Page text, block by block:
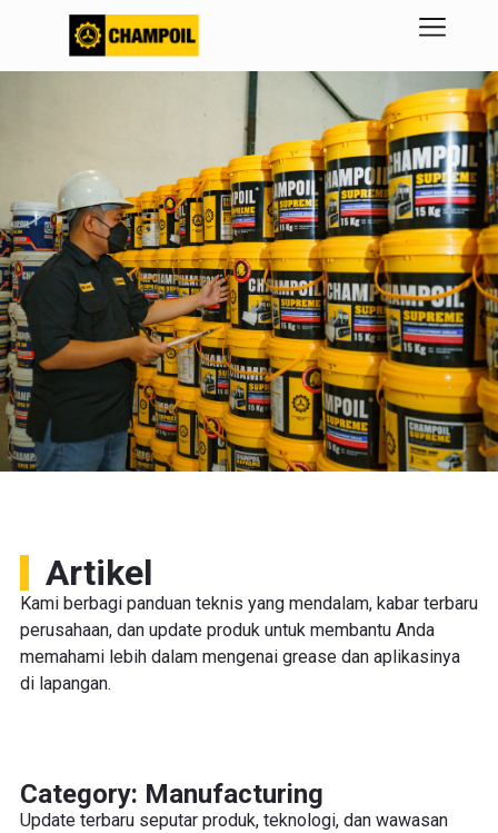
Artikel
Kami berbagi panduan teknis yang mendalam, kabar terbaru
perusahaan, dan update produk untuk membantu Anda
memahami lebih dalam mengenai grease dan aplikasinya
di lapangan.
Category: Manufacturing
Update terbaru seputar produk, teknologi, dan wawasan